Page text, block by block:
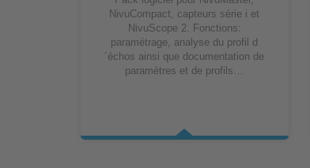
NivuCompact, capteurs série i et
NivuScope 2. Fonctions:
paramétrage, analyse du profil d
´échos ainsi que documentation de
paramètres et de profils…